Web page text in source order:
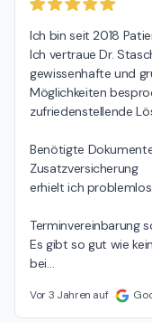
Ich bin seit 2018
Ich vertraue Dr.
gewissenhafte und
Möglichkeiten
zufriedenstellende
Benötigte
Zusatzversicherung
erhielt ich
Terminvereinbarung
Es gibt so gut wie
bei…
Vor 3 Jahren auf